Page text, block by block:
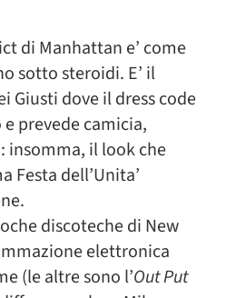
di Manhattan e’ come
sotto steroidi. E’ il
Giusti dove il dress code
prevede camicia,
insomma, il look che
Festa dell’Unita’
discoteche di New
elettronica
(le altre sono l’Out Put